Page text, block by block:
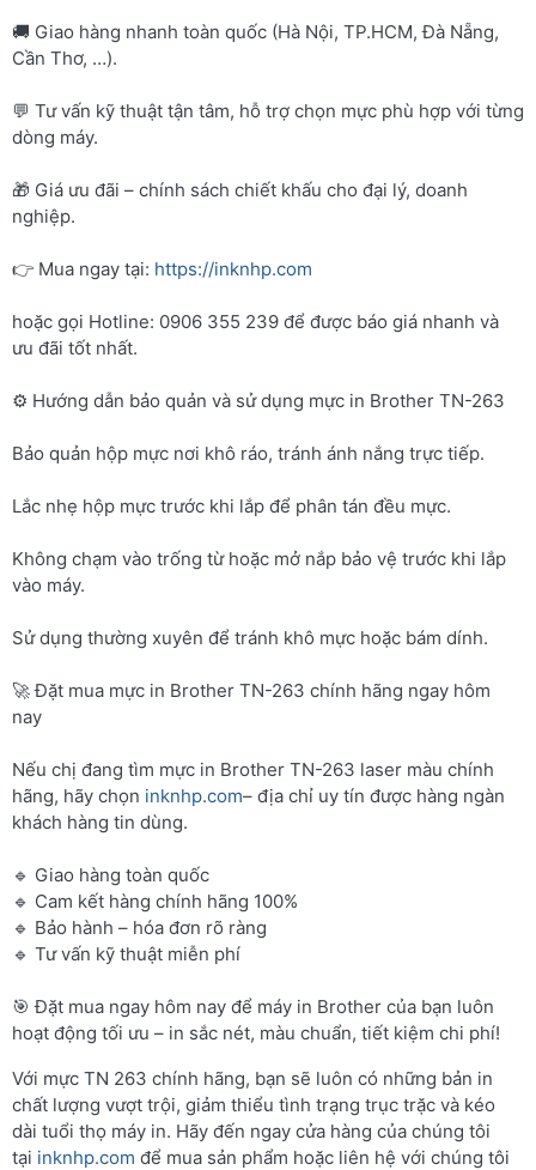
🚚 Giao hàng nhanh toàn quốc (Hà Nội, TP.HCM, Đà Nẵng,
Cần Thơ, …).
💬 Tư vấn kỹ thuật tận tâm, hỗ trợ chọn mực phù hợp với từng
dòng máy.
🎁 Giá ưu đãi – chính sách chiết khấu cho đại lý, doanh
nghiệp.
👉 Mua ngay tại: https://inknhp.com
hoặc gọi Hotline: 0906 355 239 để được báo giá nhanh và
ưu đãi tốt nhất.
⚙️ Hướng dẫn bảo quản và sử dụng mực in Brother TN-263
Bảo quản hộp mực nơi khô ráo, tránh ánh nắng trực tiếp.
Lắc nhẹ hộp mực trước khi lắp để phân tán đều mực.
Không chạm vào trống từ hoặc mở nắp bảo vệ trước khi lắp
vào máy.
Sử dụng thường xuyên để tránh khô mực hoặc bám dính.
🚀 Đặt mua mực in Brother TN-263 chính hãng ngay hôm
nay
Nếu chị đang tìm mực in Brother TN-263 laser màu chính
hãng, hãy chọn inknhp.com– địa chỉ uy tín được hàng ngàn
khách hàng tin dùng.
🔹 Giao hàng toàn quốc
🔹 Cam kết hàng chính hãng 100%
🔹 Bảo hành – hóa đơn rõ ràng
🔹 Tư vấn kỹ thuật miễn phí
🎯 Đặt mua ngay hôm nay để máy in Brother của bạn luôn
hoạt động tối ưu – in sắc nét, màu chuẩn, tiết kiệm chi phí!
Với mực TN 263 chính hãng, bạn sẽ luôn có những bản in
chất lượng vượt trội, giảm thiểu tình trạng trục trặc và kéo
dài tuổi thọ máy in. Hãy đến ngay cửa hàng của chúng tôi
tại inknhp.com để mua sản phẩm hoặc liên hệ với chúng tôi